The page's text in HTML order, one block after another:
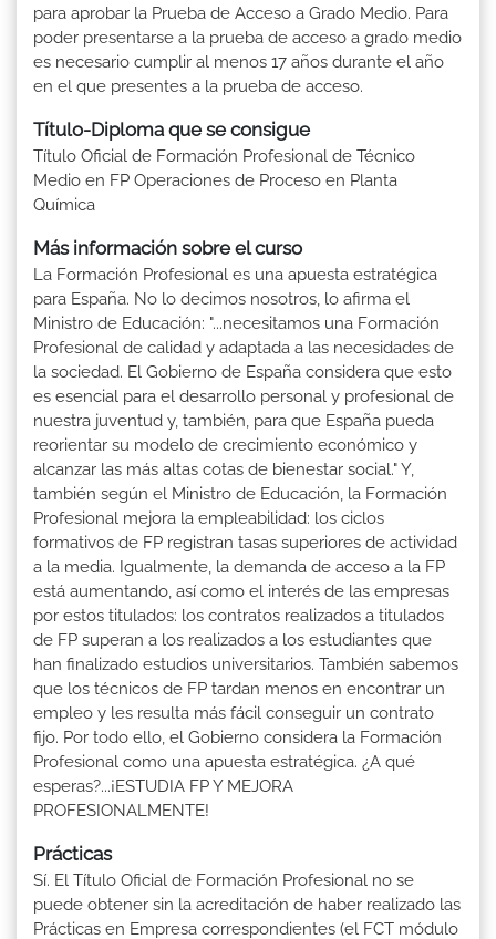
para aprobar la Prueba de Acceso a Grado Medio. Para
poder presentarse a la prueba de acceso a grado medio
es necesario cumplir al menos 17 años durante el año
en el que presentes a la prueba de acceso.
Título-Diploma que se consigue
Título Oficial de Formación Profesional de Técnico
Medio en FP Operaciones de Proceso en Planta
Química
Más información sobre el curso
La Formación Profesional es una apuesta estratégica
para España. No lo decimos nosotros, lo afirma el
Ministro de Educación: "...necesitamos una Formación
Profesional de calidad y adaptada a las necesidades de
la sociedad. El Gobierno de España considera que esto
es esencial para el desarrollo personal y profesional de
nuestra juventud y, también, para que España pueda
reorientar su modelo de crecimiento económico y
alcanzar las más altas cotas de bienestar social." Y,
también según el Ministro de Educación, la Formación
Profesional mejora la empleabilidad: los ciclos
formativos de FP registran tasas superiores de actividad
a la media. Igualmente, la demanda de acceso a la FP
está aumentando, así como el interés de las empresas
por estos titulados: los contratos realizados a titulados
de FP superan a los realizados a los estudiantes que
han finalizado estudios universitarios. También sabemos
que los técnicos de FP tardan menos en encontrar un
empleo y les resulta más fácil conseguir un contrato
fijo. Por todo ello, el Gobierno considera la Formación
Profesional como una apuesta estratégica. ¿A qué
esperas?...¡ESTUDIA FP Y MEJORA
PROFESIONALMENTE!
Prácticas
Sí. El Título Oficial de Formación Profesional no se
puede obtener sin la acreditación de haber realizado las
Prácticas en Empresa correspondientes (el FCT módulo